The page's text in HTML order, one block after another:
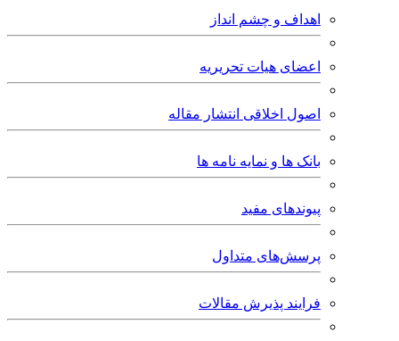
اهداف و چشم انداز
اعضای هیات تحریریه
اصول اخلاقی انتشار مقاله
بانک ها و نمایه نامه ها
پیوندهای مفید
پرسش‌های متداول
فرایند پذیرش مقالات